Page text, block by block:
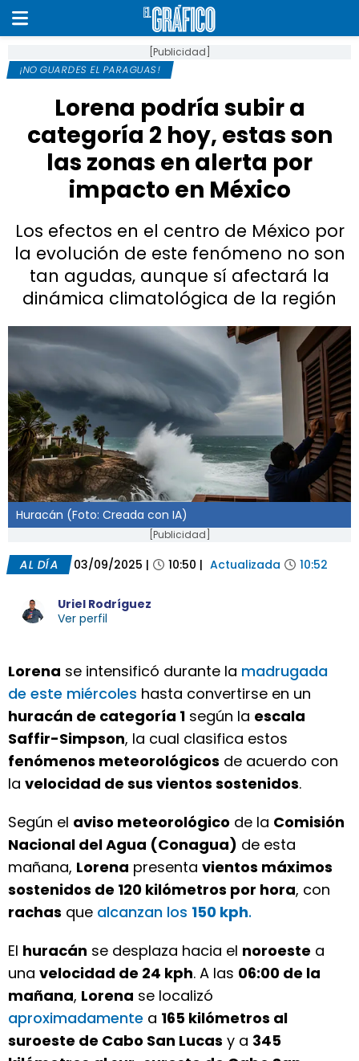
[Publicidad]
¡NO GUARDES EL PARAGUAS!
Lorena podría subir a
categoría 2 hoy, estas son
las zonas en alerta por
impacto en México
Los efectos en el centro de México por
la evolución de este fenómeno no son
tan agudas, aunque sí afectará la
dinámica climatológica de la región
Huracán (Foto: Creada con IA)
[Publicidad]
AL DÍA 03/09/2025 | 10:50 | Actualizada 10:52
Uriel Rodríguez
Ver perfil
Lorena se intensificó durante la madrugada
de este miércoles hasta convertirse en un
huracán de categoría 1 según la escala
Saffir-Simpson, la cual clasifica estos
fenómenos meteorológicos de acuerdo con
la velocidad de sus vientos sostenidos.
Según el aviso meteorológico de la Comisión
Nacional del Agua (Conagua) de esta
mañana, Lorena presenta vientos máximos
sostenidos de 120 kilómetros por hora, con
rachas que alcanzan los 150 kph.
El huracán se desplaza hacia el noroeste a
una velocidad de 24 kph. A las 06:00 de la
mañana, Lorena se localizó
aproximadamente a 165 kilómetros al
suroeste de Cabo San Lucas y a 345